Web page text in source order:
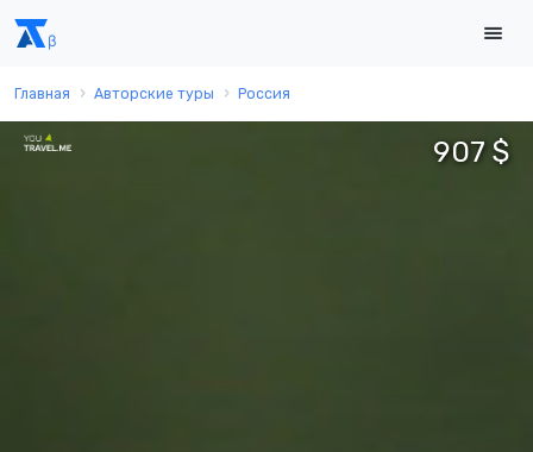
Главная Авторские туры Россия
907 $